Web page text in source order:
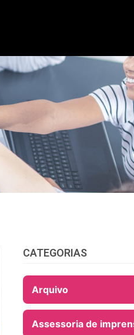
CATEGORIAS
Arquivo
Assessoria de